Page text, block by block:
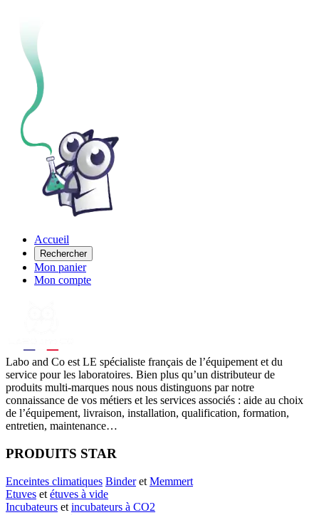
Accueil
Rechercher
Mon panier
Mon compte
Labo and Co est LE spécialiste français de l’équipement et du
service pour les laboratoires. Bien plus qu’un distributeur de
produits multi-marques nous nous distinguons par notre
connaissance de vos métiers et les services associés : aide au choix
de l’équipement, livraison, installation, qualification, formation,
entretien, maintenance…
PRODUITS STAR
Enceintes climatiques Binderet Memmert
Etuves et étuves à vide
Incubateurs et incubateurs à CO2